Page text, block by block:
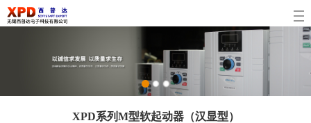
2 3
XPD系列M型软起动器（汉显型）